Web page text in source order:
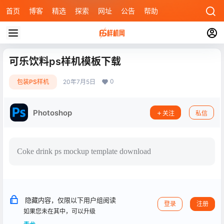
首页 博客 精选 探索 网址 公告 帮助
可乐饮料ps样机模板下载
包装PS样机 20年7月5日 0
Photoshop 关注 私信
Coke drink ps mockup template download
隐藏内容，仅限以下用户组阅读
如果您未在其中，可以升级
登录 注册